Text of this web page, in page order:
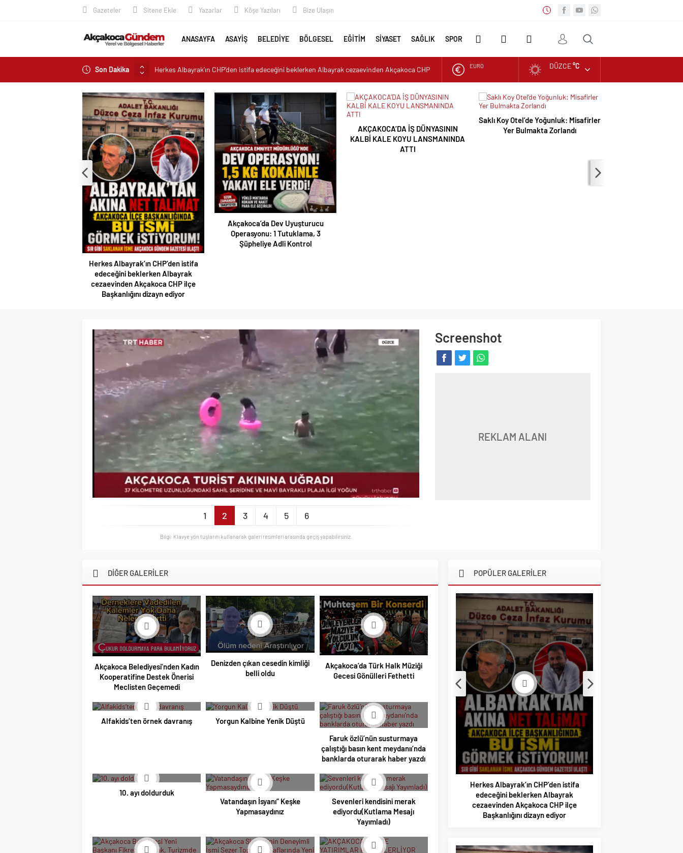
Gazeteler Sitene Ekle Yazarlar Köşe Yazıları Bize Ulaşın
ANASAYFA ASAYİŞ BELEDİYE BÖLGESEL EĞİTİM SİYASET SAĞLIK SPOR
GALERİ
VİDEO
GALERİ
Son Dakika
ilçe Başkanlığını dizayn ediyor
AKÇAKOCA’DA İŞ DÜNYASININ KALBİ KALE KOYU LANSMANINDA ATTI
Saklı Koy Otel’de Yoğunluk: Misafirler Yer Bulmakta Zorlandı
SAHİLLERDE TEMİZLİK ALARMI!
EURO
ALTIN
DOLAR
DÜZCE°C
Herkes Albayrak’ın CHP’den istifa
edeceğini beklerken Albayrak
cezaevinden Akçakoca CHP ilçe
Başkanlığını dizayn ediyor
Akçakoca’da Dev Uyuşturucu
Operasyonu: 1 Tutuklama, 3
Şüpheliye Adli Kontrol
AKÇAKOCA’DA İŞ DÜNYASININ
KALBİ KALE KOYU LANSMANINDA
ATTI
Saklı Koy Otel’de Yoğunluk: Misafirler
Yer Bulmakta Zorlandı
1 2 3 4 5 6
Bilgi: Klavye yön tuşlarını kullanarak galeri resimleri arasında geçiş yapabilirsiniz.
Screenshot
REKLAM ALANI
DİĞER GALERİLER
Akçakoca Belediyesi’nden Kadın
Kooperatifine Destek Önerisi
Meclisten Geçemedi
Denizden çıkan cesedin kimliği
belli oldu
Akçakoca’da Türk Halk Müziği
Gecesi Gönülleri Fethetti
Alfakids’ten örnek davranış
Yorgun Kalbine Yenik Düştü
Faruk özlü’nün susturmaya
çalıştığı basın kent meydanıı’nda
banklarda oturarak haber yazdı
10. ayı doldurduk
Vatandaşın İsyanı” Keşke
Yapmasaydınız
Sevenleri kendisini merak
ediyordu(Kutlama Mesajı
Yayımladı)
POPÜLER GALERİLER
Herkes Albayrak’ın CHP’den istifa
edeceğini beklerken Albayrak
cezaevinden Akçakoca CHP ilçe
Başkanlığını dizayn ediyor